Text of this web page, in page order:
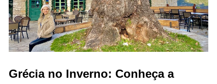
Grécia no Inverno: Conheça a